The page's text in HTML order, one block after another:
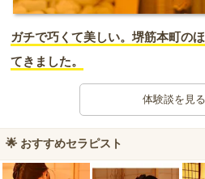
ガチで巧くて美しい。堺筋本町の
てきました。
体験談を見
🌟 おすすめセラピスト